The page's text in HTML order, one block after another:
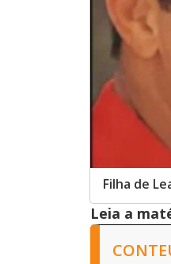
Filha de
Leia a